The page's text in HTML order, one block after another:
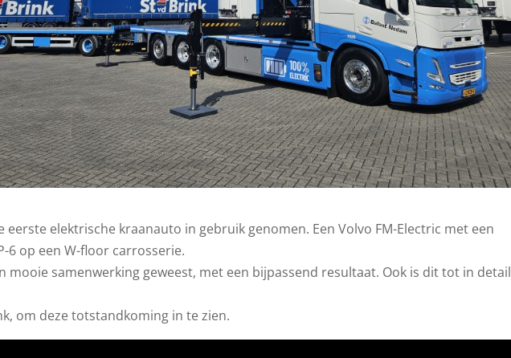
eerste elektrische kraanauto in gebruik genomen. Een Volvo FM-Electric met een
6 op een W-floor carrosserie.
mooie samenwerking geweest, met een bijpassend resultaat. Ook is dit tot in detail
om deze totstandkoming in te zien.